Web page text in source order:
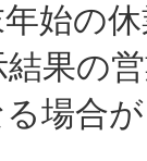
始の
果の
場合が